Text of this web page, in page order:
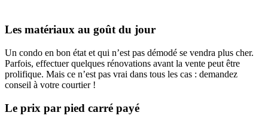
Les matériaux au goût du jour
Un condo en bon état et qui n’est pas démodé se vendra plus cher.
Parfois, effectuer quelques rénovations avant la vente peut être
prolifique. Mais ce n’est pas vrai dans tous les cas : demandez
conseil à votre courtier !
Le prix par pied carré payé